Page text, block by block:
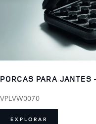
PORCAS PARA
VPLVW0070
EXPLORAR